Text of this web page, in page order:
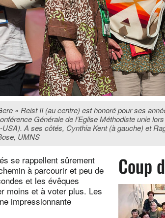
» Reist II (au centre) est honoré pour ses
Générale de l’Eglise Méthodiste unie
A ses côtés, Cynthia Kent (à gauche) et
UMNS
se rappellent sûrement
à parcourir et peu de
et les évêques
moins et à voter plus. Les
impressionnante
Coup